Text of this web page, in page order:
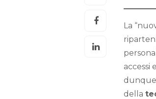
La
accessi
dunque
della